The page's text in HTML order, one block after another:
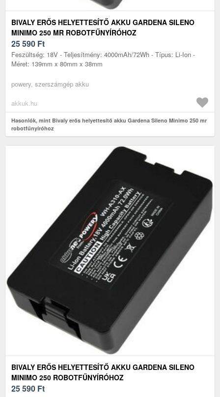
BIVALY ERŐS HELYETTESÍTŐ AKKU GARDENA SILENO
MINIMO 250 MR ROBOTFŰNYÍRÓHOZ
25 590 Ft
Feszültség: 18V - Teljesítmény: 4000mAh/72Wh - Típus: Li-Ion -
Méret: 139mm x 80mm x 38mm
powery, szerszámgép akku
akkuk.hu
Hasonlók, mint Bivaly erős helyettesítő akku Gardena Sileno Minimo 250 mr
robotfűnyíróhoz
BIVALY ERŐS HELYETTESÍTŐ AKKU GARDENA SILENO
MINIMO 250 ROBOTFŰNYÍRÓHOZ
25 590 Ft